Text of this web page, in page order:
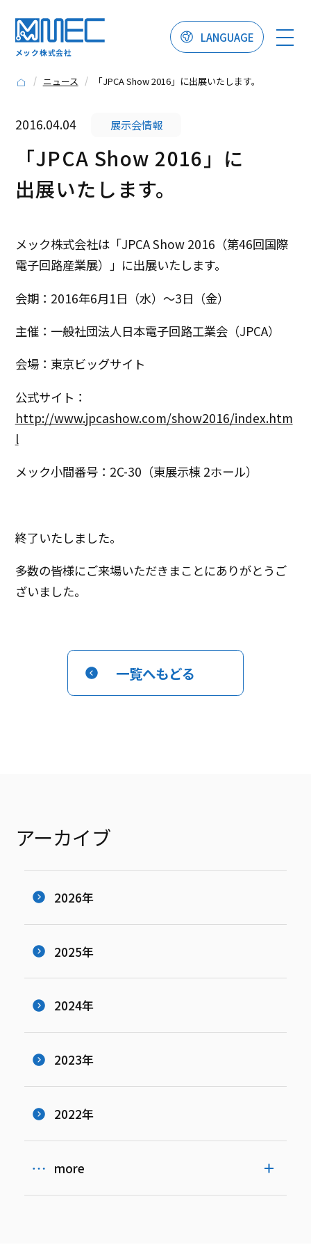
メック株式会社
LANGUAGE
ニュース 「JPCA Show 2016」に出展いたします。
2016.04.04 展示会情報
「JPCA Show 2016」に
出展いたします。
メック株式会社は「JPCA Show 2016（第46回国際
電子回路産業展）」に出展いたします。
会期：2016年6月1日（水）～3日（金）
主催：一般社団法人日本電子回路工業会（JPCA）
会場：東京ビッグサイト
公式サイト：
http://www.jpcashow.com/show2016/index.htm
l
メック小間番号：2C-30（東展示棟 2ホール）
終了いたしました。
多数の皆様にご来場いただきまことにありがとうご
ざいました。
一覧へもどる
アーカイブ
2026年
2025年
2024年
2023年
2022年
more